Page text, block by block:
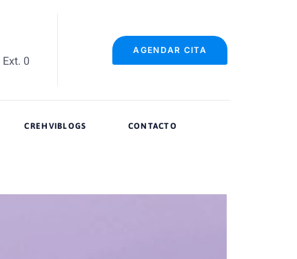
Ext. 0
AGENDAR CITA
CREHVIBLOGS CONTACTO